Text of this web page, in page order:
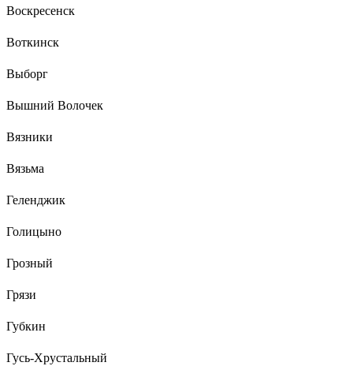
Воскресенск
Воткинск
Выборг
Вышний Волочек
Вязники
Вязьма
Геленджик
Голицыно
Грозный
Грязи
Губкин
Гусь-Хрустальный